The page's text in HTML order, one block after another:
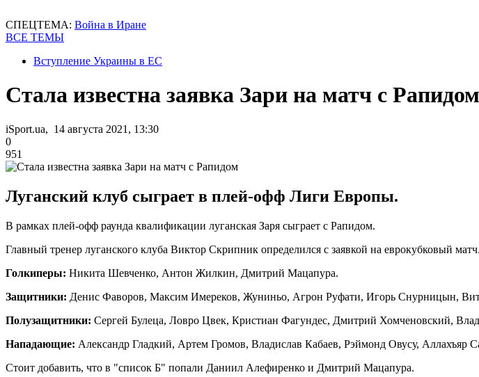
СПЕЦТЕМА: Война в Иране
ВСЕ ТЕМЫ
Вступление Украины в ЕС
Стала известна заявка Зари на матч с Рапидом
iSport.ua, 14 августа 2021, 13:30
0
951
Луганский клуб сыграет в плей-офф Лиги Европы.
В рамках плей-офф раунда квалификации луганская Заря сыграет с Рапидом.
Главный тренер луганского клуба Виктор Скрипник определился с заявкой на еврокубковый
Голкиперы: Никита Шевченко, Антон Жилкин, Дмитрий Мацапура.
Защитники: Денис Фаворов, Максим Имереков, Жуниньо, Агрон Руфати, Игорь Снурницын,
Полузащитники: Сергей Булеца, Ловро Цвек, Кристиан Фагундес, Дмитрий Хомченовский,
Нападающие: Александр Гладкий, Артем Громов, Владислав Кабаев, Рэймонд Овусу,
Стоит добавить, что в "список Б" попали Даниил Алефиренко и Дмитрий Мацапура.